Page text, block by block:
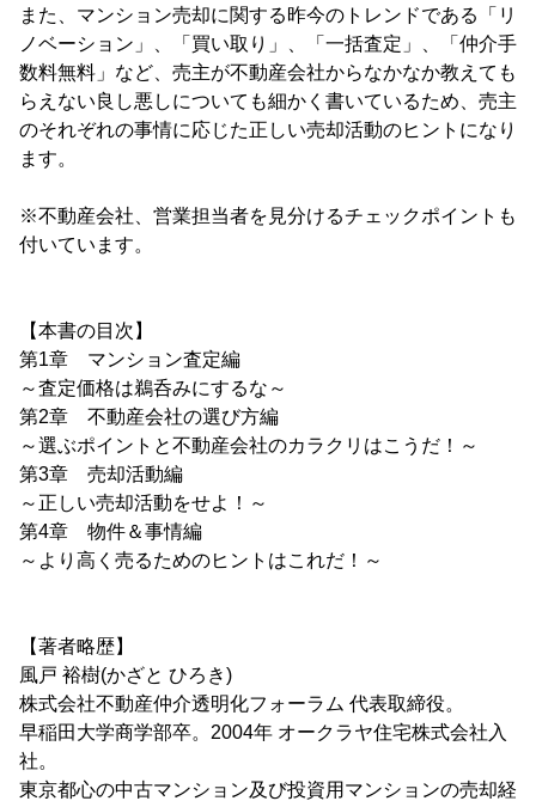
また、マンション売却に関する昨今のトレンドである「リ
ノベーション」、「買い取り」、「一括査定」、「仲介手
数料無料」など、売主が不動産会社からなかなか教えても
らえない良し悪しについても細かく書いているため、売主
のそれぞれの事情に応じた正しい売却活動のヒントになり
ます。
※不動産会社、営業担当者を見分けるチェックポイントも
付いています。
【本書の目次】
第1章 マンション査定編
～査定価格は鵜呑みにするな～
第2章 不動産会社の選び方編
～選ぶポイントと不動産会社のカラクリはこうだ！～
第3章 売却活動編
～正しい売却活動をせよ！～
第4章 物件＆事情編
～より高く売るためのヒントはこれだ！～
【著者略歴】
風戸 裕樹(かざと ひろき)
株式会社不動産仲介透明化フォーラム 代表取締役。
早稲田大学商学部卒。2004年 オークラヤ住宅株式会社入
社。
東京都心の中古マンション及び投資用マンションの売却経